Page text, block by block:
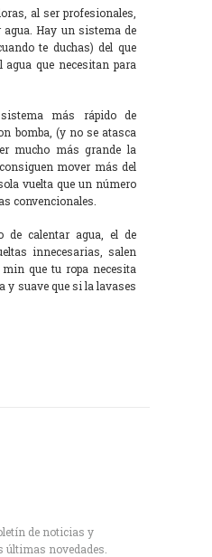
al ser profesionales,
agua. Hay un sistema de
te duchas) del que
que necesitan para
más rápido de
bomba, (y no se atasca
mucho más grande la
mover más del
vuelta que un número
convencionales.
de calentar agua, el de
innecesarias, salen
que tu ropa necesita
y suave que si la lavases
de noticias y
últimas novedades.